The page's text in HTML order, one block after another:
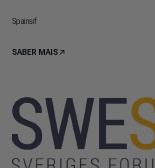
Spainsif
SABER MAIS